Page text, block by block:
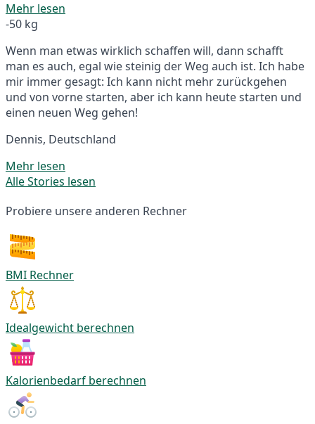
Mehr lesen
-50 kg
Wenn man etwas wirklich schaffen will, dann schafft
man es auch, egal wie steinig der Weg auch ist. Ich habe
mir immer gesagt: Ich kann nicht mehr zurückgehen
und von vorne starten, aber ich kann heute starten und
einen neuen Weg gehen!
Dennis, Deutschland
Mehr lesen
Alle Stories lesen
Probiere unsere anderen Rechner
BMI Rechner
Idealgewicht berechnen
Kalorienbedarf berechnen